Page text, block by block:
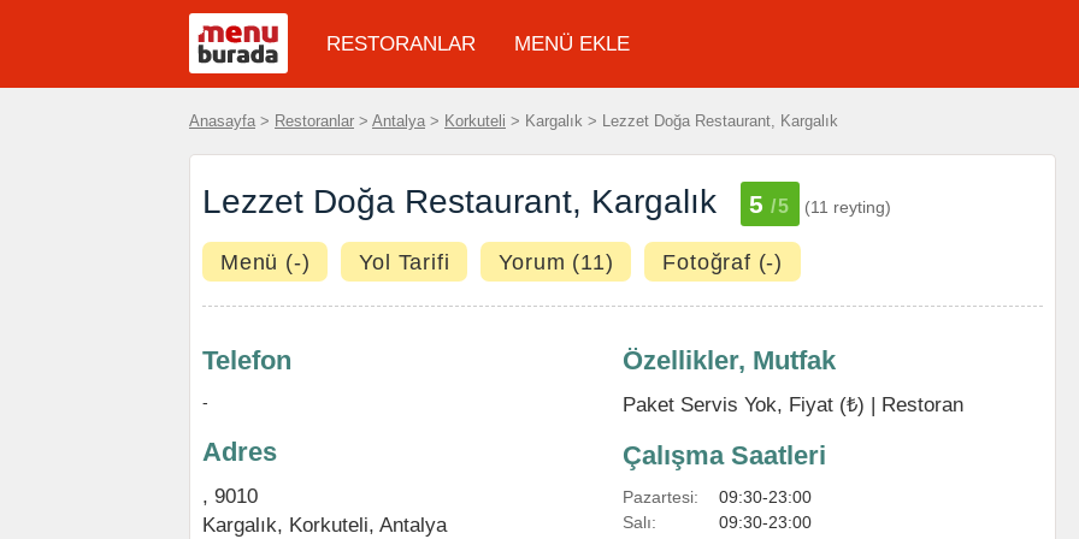
RESTORANLAR MENÜ EKLE
Anasayfa > Restoranlar > Antalya > Korkuteli > Kargalık > Lezzet Doğa Restaurant, Kargalık
Lezzet Doğa Restaurant, Kargalık 5 /5 (11 reyting)
Menü (-) Yol Tarifi Yorum (11) Fotoğraf (-)
Telefon
-
Adres
, 9010
Kargalık, Korkuteli, Antalya
Özellikler, Mutfak
Paket Servis Yok, Fiyat (₺) | Restoran
Çalışma Saatleri
Pazartesi:
09:30-23:00
Salı:
09:30-23:00